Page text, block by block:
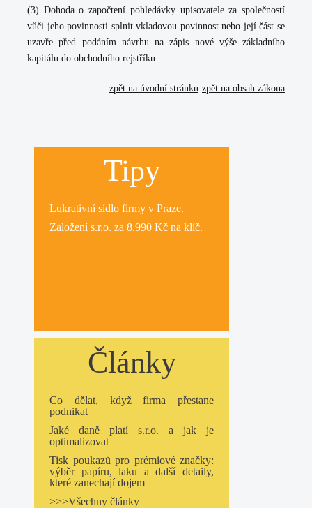
(3) Dohoda o započtení pohledávky upisovatele za společností
vůči jeho povinnosti splnit vkladovou povinnost nebo její část se
uzavře před podáním návrhu na zápis nové výše základního
kapitálu do obchodního rejstříku.
zpět na obsah zákona
zpět na úvodní stránku
Tipy
Lukrativnísídlo firmy v Praze.
Založení s.r.o. za 8.990 Kč na klíč.
Články
Co dělat, když firma přestane
podnikat
Jaké daně platí s.r.o. a jak je
optimalizovat
Tisk poukazů pro prémiové značky:
výběr papíru, laku a další detaily,
které zanechají dojem
>>>Všechny články